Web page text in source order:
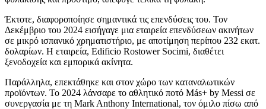
Έκτοτε, διαφοροποίησε σημαντικά τις επενδύσεις του. Τον
Δεκέμβριο του 2024 εισήγαγε μια εταιρεία επενδύσεων ακινήτων
σε μικρό ισπανικό χρηματιστήριο, με αποτίμηση περίπου 232 εκατ.
δολαρίων. Η εταιρεία, Edificio Rostower Socimi, διαθέτει
ξενοδοχεία και εμπορικά ακίνητα.
Παράλληλα, επεκτάθηκε και στον χώρο των καταναλωτικών
προϊόντων. Το 2024 λάνσαρε το αθλητικό ποτό Más+ by Messi σε
συνεργασία με τη Mark Anthony International, τον όμιλο πίσω από